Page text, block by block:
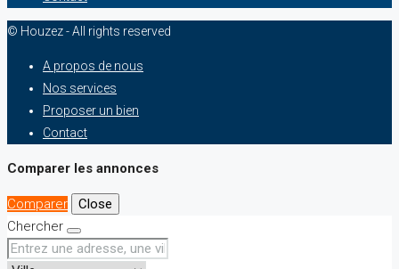
© Houzez - All rights reserved
A propos de nous
Nos services
Proposer un bien
Contact
Comparer les annonces
Comparer
Close
Chercher